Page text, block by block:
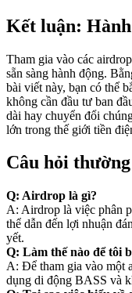
Kết luận:
Tham gia vào các
sẵn sàng hành động.
bài viết này, bạn có thể
không cần đầu tư ban
dài hay chuyển đổi
lớn trong thế giới tiền
Câu hỏi
Q: Airdrop là gì?
A: Airdrop là việc phân
thể dẫn đến lợi nhuận
yết.
Q: Làm thế nào để tôi
A: Để tham gia vào một
dụng di động BASS và